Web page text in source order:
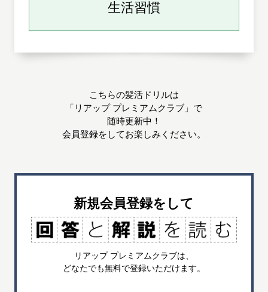
生活習慣
こちらの髪活ドリルは
「リアップ プレミアムクラブ」で
随時更新中！
会員登録をしてお楽しみください。
新規会員登録をして
リアップ プレミアムクラブは、
どなたでも無料で登録いただけます。